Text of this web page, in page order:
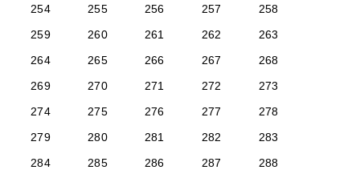
254
255 256 257
258
259
260 261 262
263
264
265 266 267
268
269
270 271 272
273
274
275 276 277
278
279
280 281 282
283
284
285 286 287
288